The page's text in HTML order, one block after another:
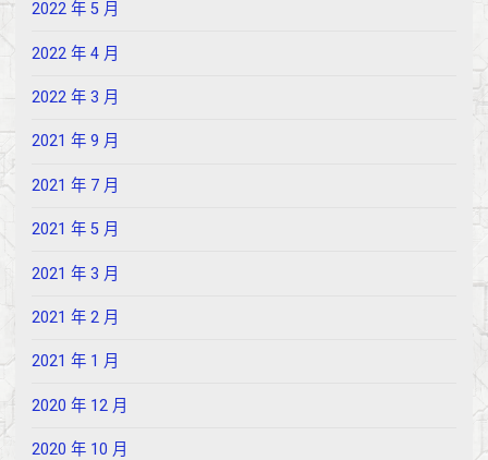
2022 年 5 月
2022 年 4 月
2022 年 3 月
2021 年 9 月
2021 年 7 月
2021 年 5 月
2021 年 3 月
2021 年 2 月
2021 年 1 月
2020 年 12 月
2020 年 10 月